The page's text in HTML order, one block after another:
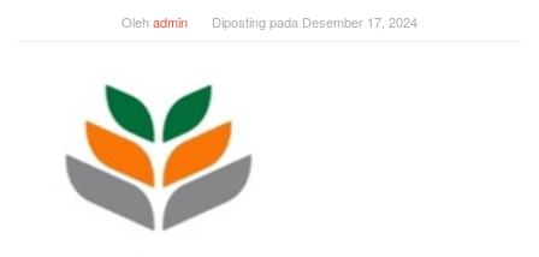
Olehadmin Diposting pada Desember 17, 2024